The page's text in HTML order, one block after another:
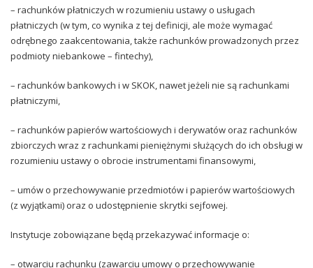
– rachunków płatniczych w rozumieniu ustawy o usługach
płatniczych (w tym, co wynika z tej definicji, ale może wymagać
odrębnego zaakcentowania, także rachunków prowadzonych przez
podmioty niebankowe – fintechy),
– rachunków bankowych i w SKOK, nawet jeżeli nie są rachunkami
płatniczymi,
– rachunków papierów wartościowych i derywatów oraz rachunków
zbiorczych wraz z rachunkami pieniężnymi służących do ich obsługi w
rozumieniu ustawy o obrocie instrumentami finansowymi,
– umów o przechowywanie przedmiotów i papierów wartościowych
(z wyjątkami) oraz o udostępnienie skrytki sejfowej.
Instytucje zobowiązane będą przekazywać informacje o:
– otwarciu rachunku (zawarciu umowy o przechowywanie